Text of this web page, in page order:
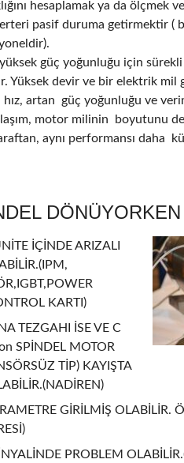
hesaplamak ya da ölçmek
pasif duruma getirmektir (
güç yoğunluğu için
Yüksek devir ve bir elektrik mil
hız, artan güç yoğunluğu ve
motor milinin boyutunu
aynı performansı daha
İÇİNDE ARIZALI
KARTI)
TEZGAHI İSE VE C
SPİNDEL MOTOR
TİP) KAYIŞTA
GİRİLMİŞ OLABİLİR.
PROBLEM